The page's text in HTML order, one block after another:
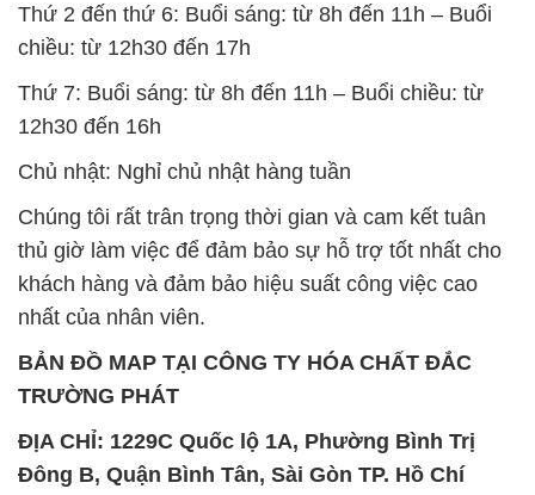
Thứ 2 đến thứ 6: Buổi sáng: từ 8h đến 11h – Buổi
chiều: từ 12h30 đến 17h
Thứ 7: Buổi sáng: từ 8h đến 11h – Buổi chiều: từ
12h30 đến 16h
Chủ nhật: Nghỉ chủ nhật hàng tuần
Chúng tôi rất trân trọng thời gian và cam kết tuân
thủ giờ làm việc để đảm bảo sự hỗ trợ tốt nhất cho
khách hàng và đảm bảo hiệu suất công việc cao
nhất của nhân viên.
BẢN ĐỒ MAP TẠI CÔNG TY HÓA CHẤT ĐẮC
TRƯỜNG PHÁT
ĐỊA CHỈ: 1229C Quốc lộ 1A, Phường Bình Trị
Đông B, Quận Bình Tân, Sài Gòn TP. Hồ Chí